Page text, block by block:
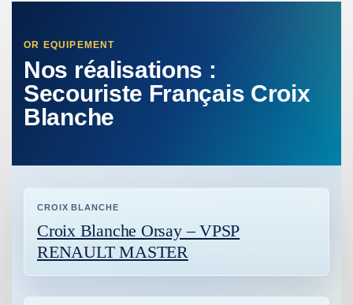
OR EQUIPEMENT
Nos réalisations :
Secouriste Français Croix
Blanche
CROIX BLANCHE
Croix Blanche Orsay – VPSP
RENAULT MASTER